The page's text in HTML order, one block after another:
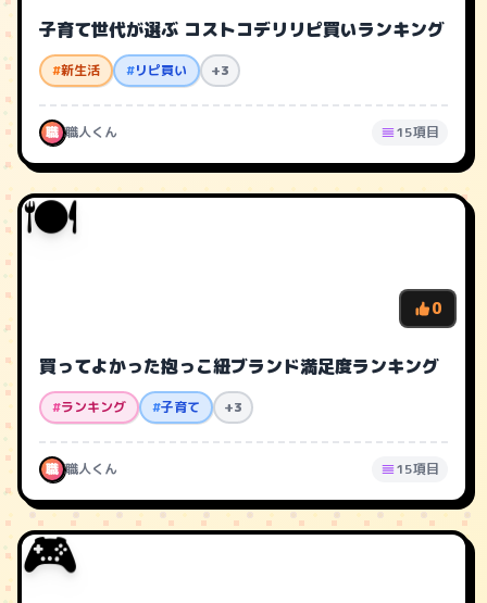
子育て世代が選ぶ コストコデリリピ買いランキング
#新生活 #リピ買い +3
職 職人くん 15項目
🍽️
0
買ってよかった抱っこ紐ブランド満足度ランキング
#ランキング #子育て +3
職 職人くん 15項目
🎮